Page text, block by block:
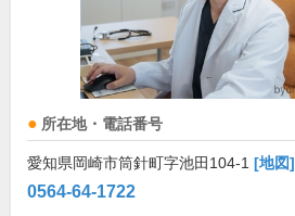
所在地・電話番号
愛知県岡崎市筒針町字池田104-1 [地図]
0564-64-1722